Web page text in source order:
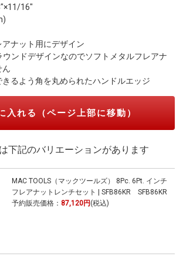
16"
アナット用にデザイン
ウンドデザインなのでソフトメタルフレアナ
ん
きるよう角を丸められたハンドルエッジ
入れる（ページ上部に移動）
下記のバリエーションがあります
MAC TOOLS（マックツールズ） 8Pc. 6Pt. インチ
フレアナットレンチセット | SFB86KR SFB86KR
予約販売価格： 87,120円 (税込)